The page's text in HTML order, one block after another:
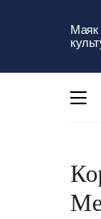
Маяк